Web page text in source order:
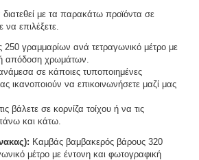
με τα παρακάτω προϊόντα σε
να επιλέξετε.
250 γραμμαρίων ανά τετραγωνικό μέτρο με
απόδοση χρωμάτων.
σε κάποιες τυποποιημένες
ικανοποιούν να επικοινωνήσετε μαζί μας
βάλετε σε κορνίζα τοίχου ή να τις
και κάτω.
Καμβάς βαμβακερός βάρους 320
μέτρο με έντονη και φωτογραφική